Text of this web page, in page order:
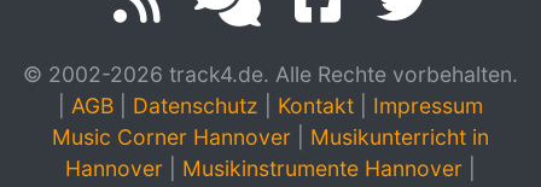
© 2002-2026 track4.de. Alle Rechte vorbehalten.
AGB Datenschutz Kontakt
Impressum
Music Corner Hannover
Musikunterricht in
Hannover
Musikinstrumente Hannover